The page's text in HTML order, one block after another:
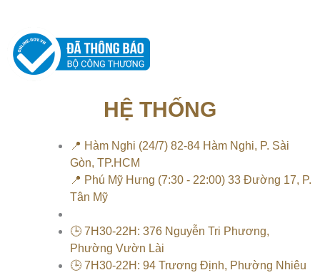
HỆ THỐNG
📍 Hàm Nghi (24/7) 82-84 Hàm Nghi, P. Sài
Gòn, TP.HCM
📍 Phú Mỹ Hưng (7:30 - 22:00) 33 Đường 17, P.
Tân Mỹ
🕒 7H30-22H: 376 Nguyễn Tri Phương,
Phường Vườn Lài
🕒 7H30-22H: 94 Trương Định, Phường Nhiêu